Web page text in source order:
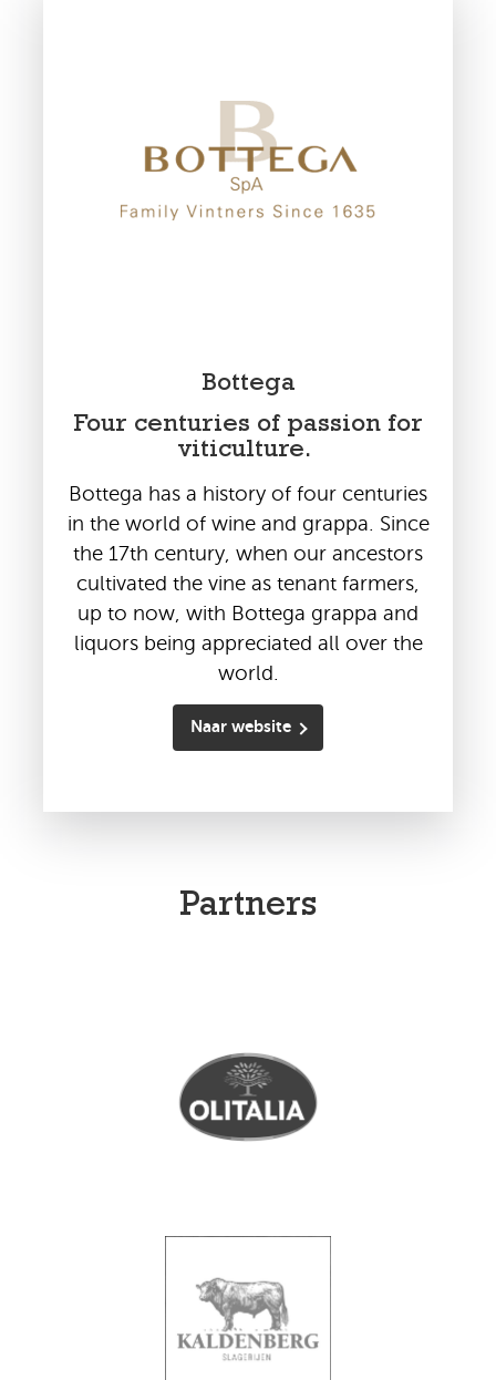
Bottega
Four centuries of passion for
viticulture.
Bottega has a history of four centuries
in the world of wine and grappa. Since
the 17th century, when our ancestors
cultivated the vine as tenant farmers,
up to now, with Bottega grappa and
liquors being appreciated all over the
world.
Naar website
Partners